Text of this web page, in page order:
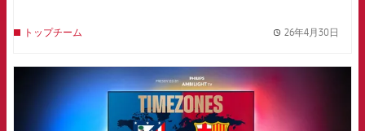
トップチーム 26年4月30日
FCB Barcelona badge